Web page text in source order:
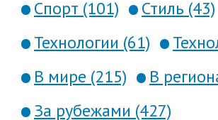
Спорт (101)
Стиль (43)
Технологии (61)
В мире (215)
В
За рубежами (427)